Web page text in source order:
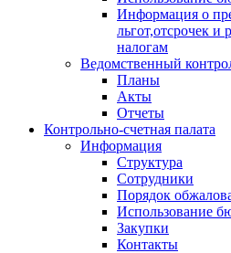
Информация о
льгот,отсрочек и
налогам
Ведомственный
Планы
Акты
Отчеты
Контрольно-счетная палата
Информация
Структура
Сотрудники
Порядок
Использование
Закупки
Контакты